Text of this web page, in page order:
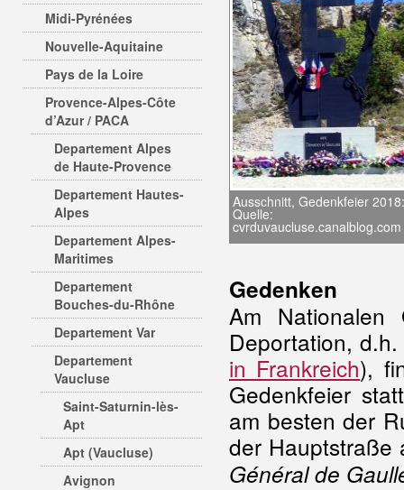
Midi-Pyrénées
Nouvelle-Aquitaine
Pays de la Loire
Provence-Alpes-Côte
d’Azur / PACA
Departement Alpes
de Haute-Provence
Departement Hautes-
Alpes
Departement Alpes-
Maritimes
Departement
Bouches-du-Rhône
Departement Var
Departement
Vaucluse
Saint-Saturnin-lès-
Apt
Apt (Vaucluse)
Avignon
Ausschnitt, Gedenkfeier 2018:
Quelle:
cvrduvaucluse.canalblog.com
Gedenken
Am
Deportation,
in Frankreich),
Gedenkfeier
am besten der
der Hauptstraße
Général de